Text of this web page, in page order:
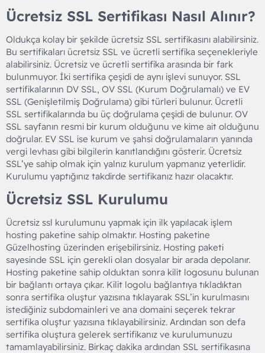
Ücretsiz SSL Sertifikası Nasıl Alınır?​
Oldukça kolay bir şekilde ücretsiz SSL sertifikasını alabilirsiniz.
Bu sertifikaları ücretsiz SSL ve ücretli sertifika seçenekleriyle
alabilirsiniz. Ücretsiz ve ücretli sertifika arasında bir fark
bulunmuyor. İki sertifika çeşidi de aynı işlevi sunuyor. SSL
sertifikalarının DV SSL, OV SSL (Kurum Doğrulamalı) ve EV
SSL (Genişletilmiş Doğrulama) gibi türleri bulunur. Ücretli
SSL sertifikalarında bu üç doğrulama çeşidi de bulunur. OV
SSL sayfanın resmi bir kurum olduğunu ve kime ait olduğunu
doğrular. EV SSL ise kurum ve şahsi doğrulamaların yanında
vergi levhası gibi bilgilerin kanıtlandığını gösterir. Ücretsiz
SSL’ye sahip olmak için yalnız kurulum yapmanız yeterlidir.
Kurulumu yaptığınız takdirde sertifikanız hazır olacaktır.
Ücretsiz SSL Kurulumu​
Ücretsiz ssl kurulumunu yapmak için ilk yapılacak işlem
hosting paketine sahip olmaktır. Hosting paketine
Güzelhosting üzerinden erişebilirsiniz. Hosting paketi
sayesinde SSL için gerekli olan dosyalar bir arada depolanır.
Hosting paketine sahip olduktan sonra kilit logosunu bulunan
bir bağlantı ortaya çıkar. Kilit logolu bağlantıya tıkladıktan
sonra sertifika oluştur yazısına tıklayarak SSL’in kurulmasını
istediğiniz subdomainleri ve ana domaini seçerek tekrar
sertifika oluştur yazısına tıklayabilirsiniz. Ardından son defa
sertifika oluştura gelerek sertifikanız ve kurulumunuzu
tamamlayabilirsiniz. Birkaç dakika ardından SSL sertifikasına